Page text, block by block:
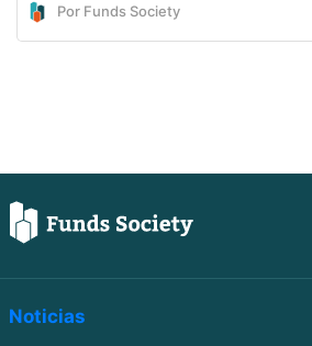
Por Funds Society
Noticias